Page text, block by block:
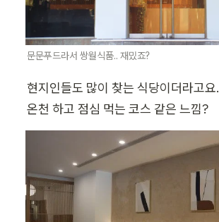
문문푸드라서 쌍월식품.. 재밌죠?
현지인들도 많이 찾는 식당이더라고요.
온천 하고 점심 먹는 코스 같은 느낌?